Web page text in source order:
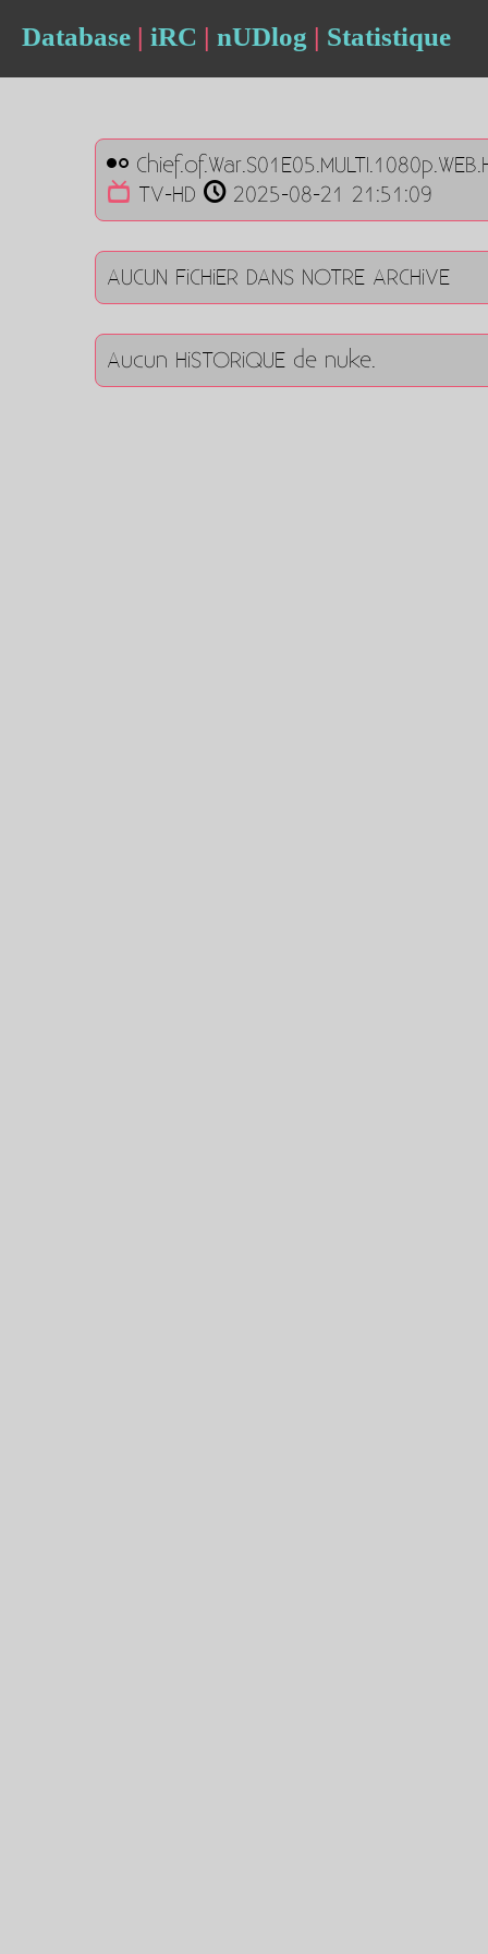
Database | iRC | nUDlog | Statistique
TV-HD
2025-08-21 21:51:09
AUCUN FiCHiER DANS NOTRE ARCHiVE
Aucun HiSTORiQUE de nuke.